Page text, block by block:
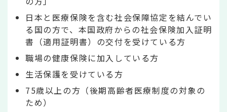
日本と医療保険を含む社会保障協定を結んでい
る国の方で、本国政府からの社会保険加入証明
書（適用証明書）の交付を受けている方
職場の健康保険に加入している方
生活保護を受けている方
75歳以上の方（後期高齢者医療制度の対象の
ため）